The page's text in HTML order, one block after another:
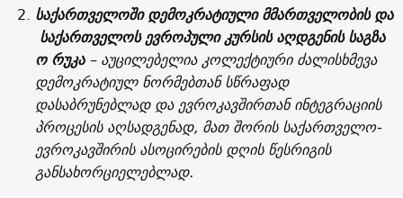
საქართველოში დემოკრატიული მმართველობის და
საქართველოსევროპულიკურსის აღდგენის საგზა
ო რუკა– აუცილებელია კოლექტიური ძალისხმევა
დემოკრატიულ ნორმებთან სწრაფად
დასაბრუნებლად და ევროკავშირთან ინტეგრაციის
პროცესის აღსადგენად, მათ შორის საქართველო-
ევროკავშირის ასოცირების დღის წესრიგის
განსახორციელებლად.